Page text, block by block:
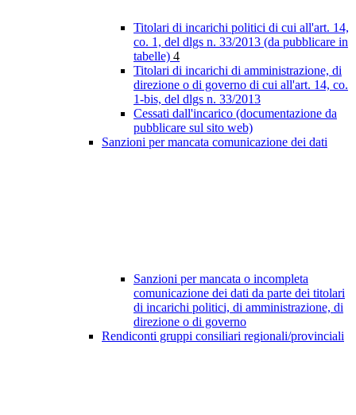
Titolari di incarichi politici di cui all'art. 14,
co. 1, del dlgs n. 33/2013 (da pubblicare in
tabelle) 4
Titolari di incarichi di amministrazione, di
direzione o di governo di cui all'art. 14, co.
1-bis, del dlgs n. 33/2013
Cessati dall'incarico (documentazione da
pubblicare sul sito web)
Sanzioni per mancata comunicazione dei dati
Sanzioni per mancata o incompleta
comunicazione dei dati da parte dei titolari
di incarichi politici, di amministrazione, di
direzione o di governo
Rendiconti gruppi consiliari regionali/provinciali